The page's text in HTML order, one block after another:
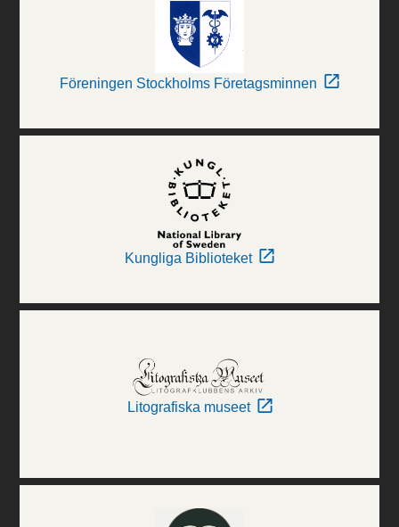
Föreningen Stockholms Företagsminnen
Kungliga Biblioteket
Litografiska museet